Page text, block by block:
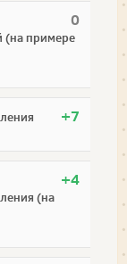
0
(на примере
+7
+4
(на